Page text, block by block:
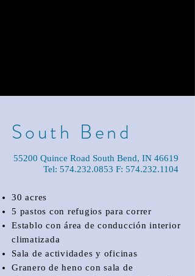
South Bend
55200 Quince Road South Bend, IN 46619
Tel: 574.232.0853 F: 574.232.1104
30 acres
5 pastos con refugios para correr
Establo con área de conducción interior
climatizada
Sala de actividades y oficinas
Granero de heno con sala de